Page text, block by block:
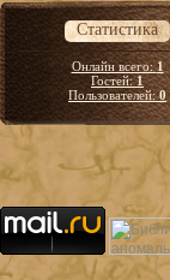
Статистика
Онлайн всего:1
Гостей:1
Пользователей:0